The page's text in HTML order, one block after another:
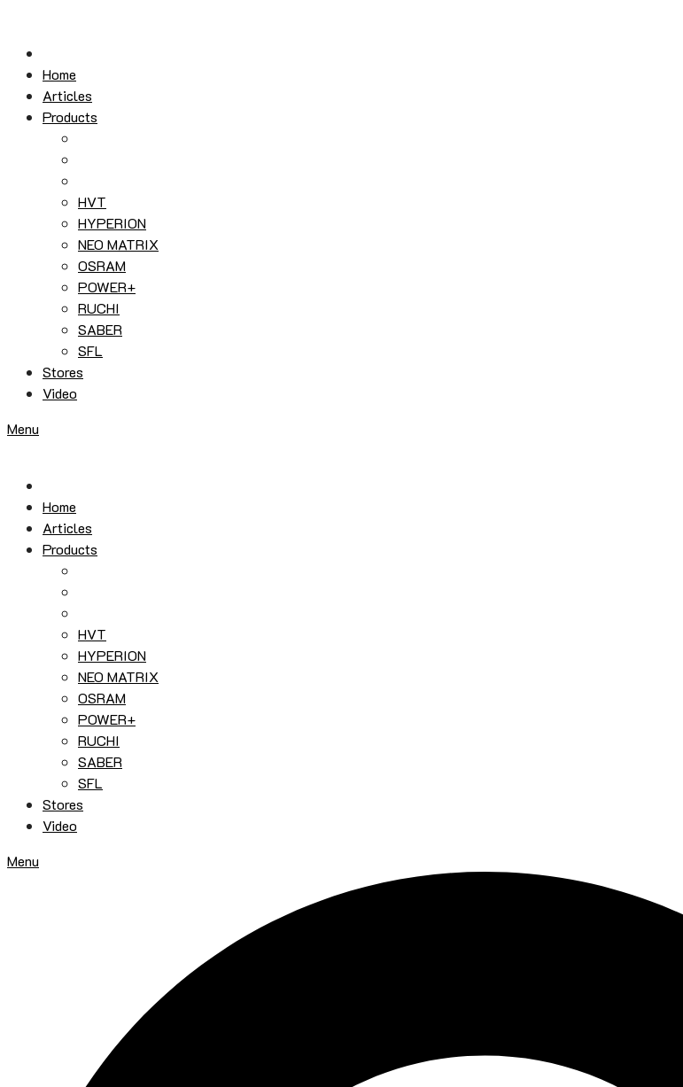
content
Home
Articles
Products
HVT
HYPERION
NEO MATRIX
OSRAM
POWER+
RUCHI
SABER
SFL
Stores
Video
Menu
Home
Articles
Products
HVT
HYPERION
NEO MATRIX
OSRAM
POWER+
RUCHI
SABER
SFL
Stores
Video
Menu